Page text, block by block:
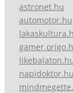
astronet.hu
automotor.hu
napidoktor.hu